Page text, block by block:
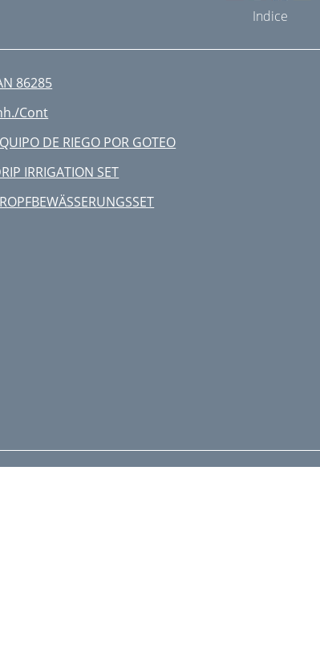
Indice
86285
Cont
DE RIEGO POR GOTEO
IRRIGATION SET